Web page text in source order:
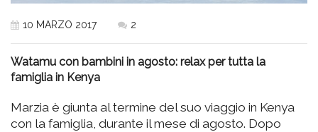
10 MARZO 2017 2
Watamu con bambini in agosto: relax per tutta la
famiglia in Kenya
Marzia è giunta al termine del suo viaggio in Kenya
con la famiglia, durante il mese di agosto. Dopo